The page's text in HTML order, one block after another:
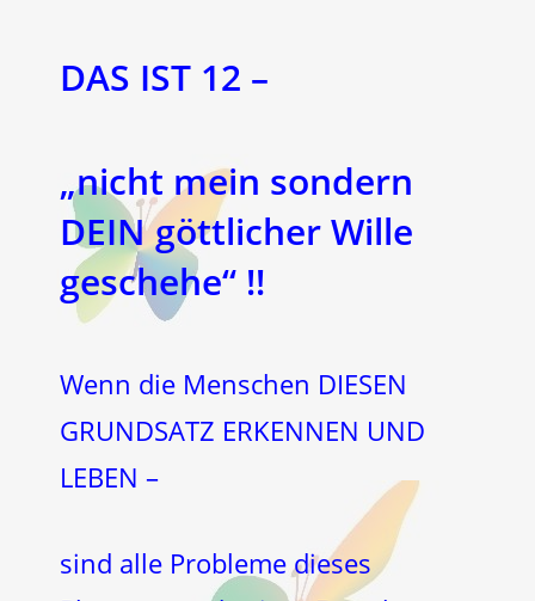
DAS IST 12 –
„nicht mein sondern
DEIN göttlicher Wille
geschehe“ !!
Wenn die Menschen DIESEN
GRUNDSATZ ERKENNEN UND
LEBEN –
sind alle Probleme dieses